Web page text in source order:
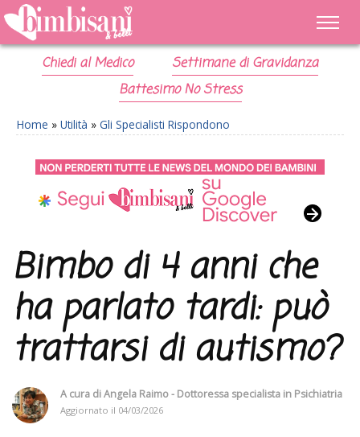
Chiedi al Medico
Settimane di Gravidanza
Battesimo No Stress
Home » Utilità » Gli Specialisti Rispondono
Bimbo di 4 anni che
ha parlato tardi: può
trattarsi di autismo?
A cura diAngela Raimo - Dottoressa specialista in Psichiatria
Aggiornato il 04/03/2026